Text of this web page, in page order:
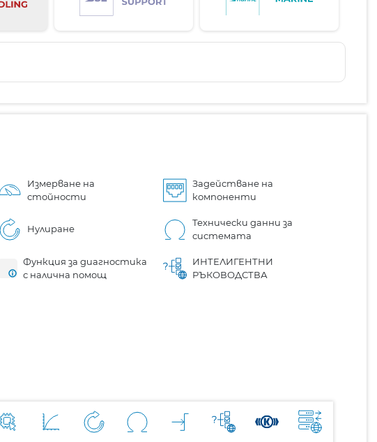
Измерване на
стойности
Задействане на
компоненти
Нулиране
Технически данни за
системата
Функция за диагностика
с налична помощ
ИНТЕЛИГЕНТНИ
РЪКОВОДСТВА